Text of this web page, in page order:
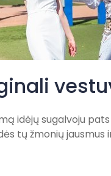
idėjų sugalvoju
tų žmonių jausmus